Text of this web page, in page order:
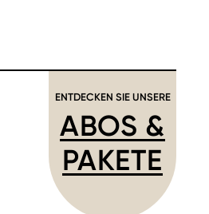
ENTDECKEN SIE UNSERE
ABOS &
PAKETE